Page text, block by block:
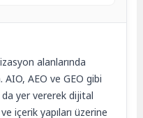
alanlarında
AEO ve GEO gibi
da yer vererek dijital
içerik yapıları üzerine